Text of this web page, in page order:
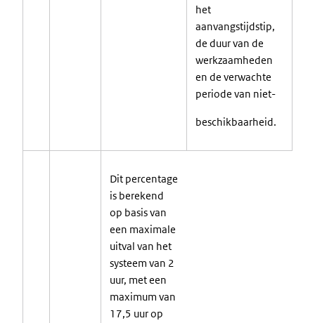
het
aanvangstijdstip,
de duur van de
werkzaamheden
en de verwachte
periode van niet-
beschikbaarheid.
Dit percentage
is berekend
op basis van
een maximale
uitval van het
systeem van 2
uur, met een
maximum van
17,5 uur op